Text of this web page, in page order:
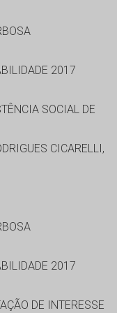
2017
SOCIAL DE
CICARELLI,
2017
DE INTERESSE